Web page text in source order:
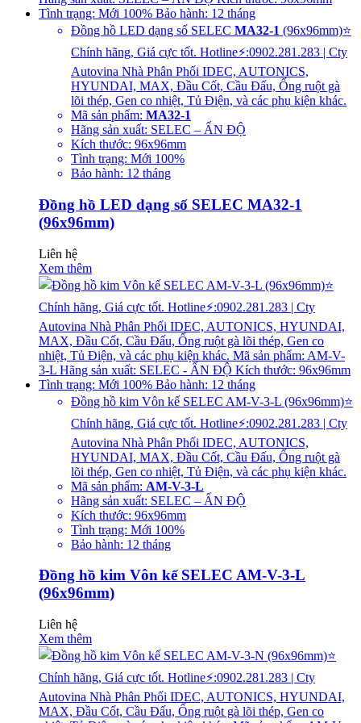
Đồng hồ LED dạng số SELEC MA32-1 (96x96mm)⭐
Chính hãng, Giá cực tốt. Hotline⚡:0902.281.283 | Cty
Autovina Nhà Phân Phối IDEC, AUTONICS,
HYUNDAI, MAX, Đầu Cốt, Cầu Đấu, Ống ruột gà
lõi thép, Gen co nhiệt, Tủ Điện, và các phụ kiện khác.
Mã sản phẩm: MA32-1
Hãng sản xuất: SELEC – ẤN ĐỘ
Kích thước: 96x96mm
Tình trạng: Mới 100%
Bảo hành: 12 tháng
Đồng hồ LED dạng số SELEC MA32-1
(96x96mm)
Liên hệ
Xem thêm
Đồng hồ kim Vôn kế SELEC AM-V-3-L (96x96mm)⭐
Chính hãng, Giá cực tốt. Hotline⚡:0902.281.283 | Cty
Autovina Nhà Phân Phối IDEC, AUTONICS,
HYUNDAI, MAX, Đầu Cốt, Cầu Đấu, Ống ruột gà
lõi thép, Gen co nhiệt, Tủ Điện, và các phụ kiện khác.
Mã sản phẩm: AM-V-3-L
Hãng sản xuất: SELEC – ẤN ĐỘ
Kích thước: 96x96mm
Tình trạng: Mới 100%
Bảo hành: 12 tháng
Đồng hồ kim Vôn kế SELEC AM-V-3-L
(96x96mm)
Liên hệ
Xem thêm